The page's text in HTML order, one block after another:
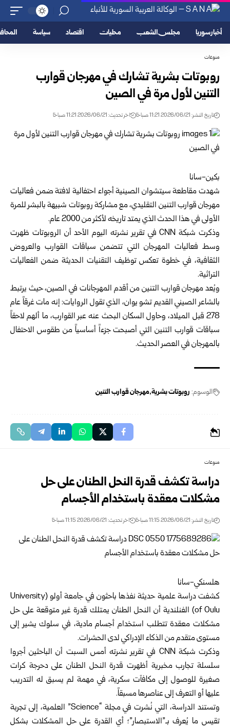
أخبار سوريا مجلس الشعب محليات اقتصاد سياسة
منوعات
روبوتات بشرية تشارك في مهرجان قوارب
التنين لأول مرة في الصين
تاريخ النشر: 2026/06/21 11:21 صباحًا اخر تحديث: 2026/06/21 11:21 صباحًا
بكين-سانا
شهدت مقاطعة سيتشوان الصينية أجواء احتفالية لافتة ضمن فعاليات
مهرجان قوارب التنين التقليدي، مع مشاركة روبوتات شبيهة بالبشر للمرة
الأولى في هذا الحدث الذي يمتد تاريخه لأكثر من 2000 عام.
وذكرت شبكة CNN في تقرير نشرته اليوم الأحد أن الروبوتات ظهرت
وسط فعاليات المهرجان التي تتضمن سباقات القوارب والعروض
الثقافية، في خطوة تعكس توظيف التقنيات الحديثة ضمن الفعاليات
التراثية.
ويُعد مهرجان قوارب التنين من أقدم المهرجانات في الصين، حيث يرتبط
بالشاعر الصيني القديم تشو يوان، الذي تقول الروايات: إنه مات غرقاً عام
278 قبل الميلاد، وحاول السكان البحث عنه عبر القوارب، ما ألهم لاحقاً
سباقات قوارب التنين التي أصبحت جزءاً أساسياً من طقوس الاحتفال
بالمهرجان في العصر الحديث.
الوسوم: روبوتات بشرية مهرجان قوارب التنين
منوعات
دراسة تكشف قدرة النحل الطنان على حل
مشكلات معقدة باستخدام الأجسام
تاريخ النشر: 2026/06/21 11:15 صباحًا اخر تحديث: 2026/06/21 11:15 صباحًا
هلسنكي-سانا
كشفت دراسة علمية حديثة نفذها باحثون في جامعة أولو (University
of Oulu) الفنلندية أن النحل الطنان يمتلك قدرة غير متوقعة على حل
مشكلات معقدة تتطلب استخدام أجسام مادية، في سلوك يشير إلى
مستوى متقدم من الذكاء الإدراكي لدى الحشرات.
وذكرت شبكة CNN في تقرير نشرته أمس السبت أن الباحثين أجروا
سلسلة تجارب مخبرية أظهرت قدرة النحل الطنان على دحرجة كرات
صغيرة للوصول إلى مكافآت سكرية، في مهمة لم يسبق له التدريب
عليها أو التعرف إلى عناصرها مسبقاً.
وتستند الدراسة، التي نُشرت في مجلة “Science” العلمية، إلى تجربة
تقيس ما يُعرف بـ”الاستبصار”؛ أي القدرة على حل المشكلات بشكل